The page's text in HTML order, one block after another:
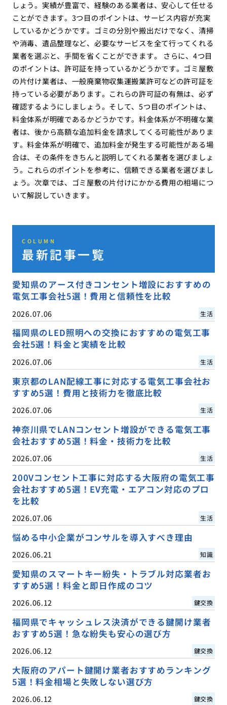
しょう。実績が豊富で、経験のある業者は、安心して任せる
ことができます。3つ目のポイントは、サービス内容が充実
しているかどうかです。ゴミの分別や搬出だけでなく、清掃
や消毒、遺品整理など、必要なサービスを全て行ってくれる
業者を選ぶと、手間を省くことができます。 さらに、4つ目
のポイントは、許可証を持っているかどうかです。ゴミ屋敷
の片付け業者は、一般廃棄物収集運搬業許可などの許可証を
持っている必要があります。これらの許可証の有無は、必ず
確認するようにしましょう。そして、5つ目のポイントは、
料金体系が明確であるかどうかです。料金体系が不明確な業
者は、後から高額な追加料金を請求してくる可能性がありま
す。料金体系が明確で、追加料金が発生する可能性がある場
合は、その条件をきちんと説明してくれる業者を選びましょ
う。これらのポイントを参考に、信頼できる業者を選びまし
ょう。次章では、ゴミ屋敷の片付けにかかる費用の相場につ
いて解説していきます。
COLUMN
最新記事一覧
愛知県のアース付きコンセント増設におすすめの
電気工事会社5選！費用と信頼性を比較
2026.07.06 生活
福岡県のLED照明への交換におすすめの電気工事
会社5選！料金と実績を比較
2026.07.06 生活
東京都のLAN配線工事に対応する電気工事会社お
すすめ5選！費用と技術力を徹底比較
2026.07.06 生活
神奈川県でLANコンセント増設ができる電気工事
会社おすすめ5選！料金・技術力を比較
2026.07.06 生活
200Vコンセント工事に対応する大阪府の電気工事
会社おすすめ5選！EV充電・エアコン対応のプロ
を比較
2026.07.06 生活
悩める中小企業がコンサルを導入すべき理由
2026.06.21 知識
愛知県のスマートキー紛失・トラブル対応業者お
すすめ5選！料金と即日作成のコツ
2026.06.12 鍵交換
福岡県でキャッシュレス決済ができる鍵開け業者
おすすめ5選！急な紛失も安心の選び方
2026.06.12 鍵交換
大阪府のアパート鍵開け業者おすすめランキング
5選！料金相場と失敗しない選び方
2026.06.12 鍵交換